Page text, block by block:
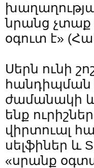
նրանց չտաք
օգուտ է»
Սերն ունի
հանդիպման
ժամանակի և
ենք
վիրտուալ
սելֆիներ և
«սրանք